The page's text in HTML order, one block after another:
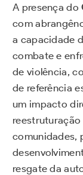
A presença do
com
a capacidade
combate e
de violência,
de referência
um impacto
comunidades,
resgate da